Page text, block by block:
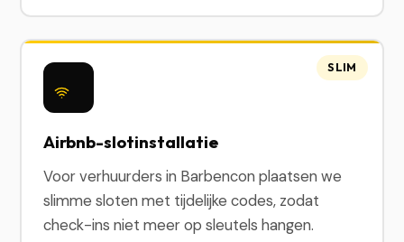
Airbnb-slotinstallatie
Voor verhuurders in Barbencon plaatsen we
slimme sloten met tijdelijke codes, zodat
check-ins niet meer op sleutels hangen.
SLIM